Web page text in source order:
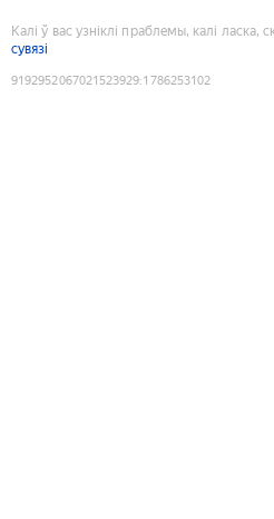
Калі ў вас узніклі праблемы, калі ласка,
сувязі
9192952067021523929:1786253102